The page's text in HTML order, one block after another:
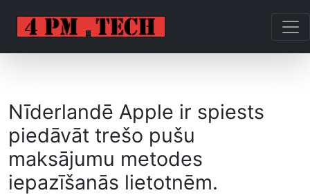
Nīderlandē Apple ir spiests
piedāvāt trešo pušu
maksājumu metodes
iepazīšanās lietotnēm.